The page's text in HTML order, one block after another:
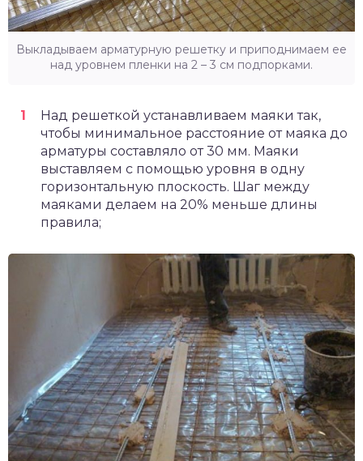
Выкладываем арматурную решетку и приподнимаем ее
над уровнем пленки на 2 – 3 см подпорками.
Над решеткой устанавливаем маяки так,
чтобы минимальное расстояние от маяка до
арматуры составляло от 30 мм. Маяки
выставляем с помощью уровня в одну
горизонтальную плоскость. Шаг между
маяками делаем на 20% меньше длины
правила;